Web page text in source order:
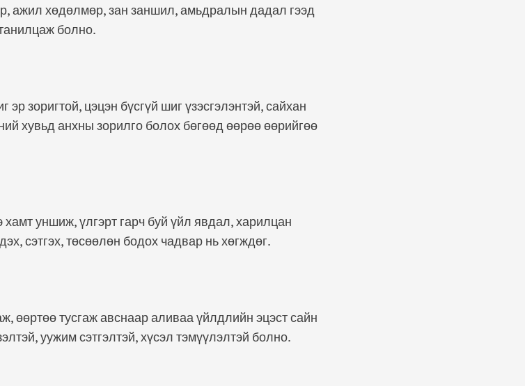
ажил хөдөлмөр, зан заншил, амьдралын дадал гээд
болно.
зоригтой, цэцэн бүсгүй шиг үзэсгэлэнтэй, сайхан
хувьд анхны зорилго болох бөгөөд өөрөө өөрийгөө
хамт уншиж, үлгэрт гарч буй үйл явдал, харилцан
сэтгэх, төсөөлөн бодох чадвар нь хөгждөг.
өөртөө тусгаж авснаар аливаа үйлдлийн эцэст сайн
уужим сэтгэлтэй, хүсэл тэмүүлэлтэй болно.